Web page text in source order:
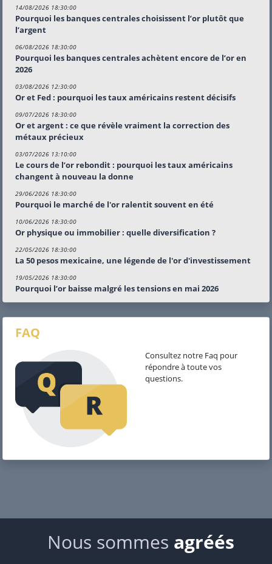
14/08/2026 18:30:00
Pourquoi les banques centrales choisissent l’or plutôt que
l’argent
06/08/2026 18:30:00
Pourquoi les banques centrales achètent encore de l’or en
2026
03/08/2026 12:30:00
Or et Fed : pourquoi les taux américains restent décisifs
09/07/2026 18:30:00
Or et argent : ce que révèle vraiment la correction des
métaux précieux
03/07/2026 13:10:00
Le cours de l’or rebondit : pourquoi les taux américains
changent à nouveau la donne
29/06/2026 18:30:00
Pourquoi le marché de l'or ralentit souvent en été
10/06/2026 18:30:00
Or physique ou immobilier : quelle diversification ?
22/05/2026 18:30:00
La 50 pesos mexicaine, une légende de l'or d'investissement
19/05/2026 18:30:00
Pourquoi l’or baisse malgré les tensions en mai 2026
FAQ
Consultez notre Faq pour
répondre à toute vos
questions.
Nous sommes agréés